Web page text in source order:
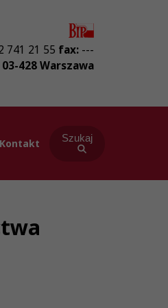
741 21 55 fax: ---
03-428Warszawa
Kontakt Szukaj